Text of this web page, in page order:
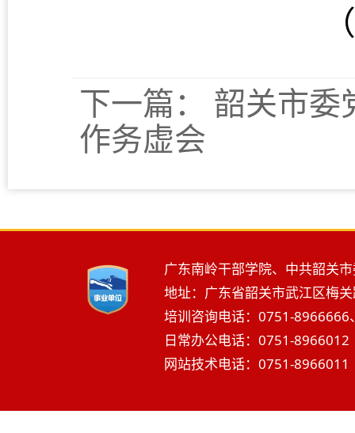
下一篇： 韶关市委
作务虚会
广东南岭干部学院、中共韶关
地址：广东省韶关市武江区梅
培训咨询电话：0751-
日常办公电话：0751-
网站技术电话：0751-